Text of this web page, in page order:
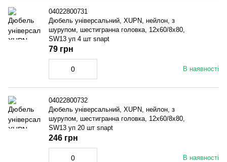
04022800731
Дюбель універсальний, XUPN, нейлон, з
шурупом, шестигранна головка, 12x60/8x80,
SW13 уп 4 шт snapt
В наявності
79 грн
04022800732
Дюбель універсальний, XUPN, нейлон, з
шурупом, шестигранна головка, 12x60/8x80,
SW13 уп 20 шт snapt
В наявності
246 грн